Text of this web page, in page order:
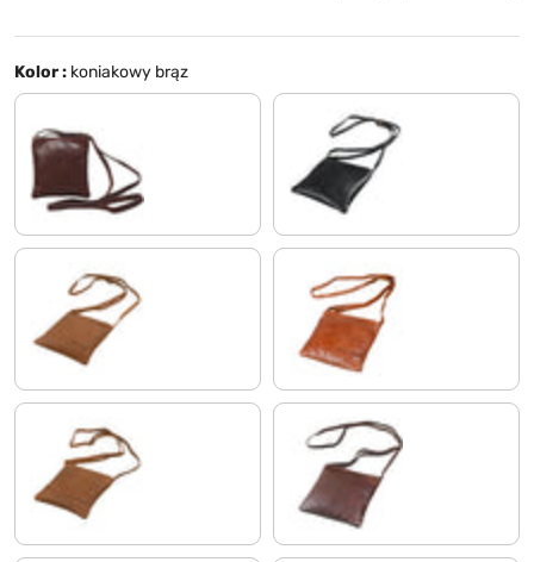
Kolor : koniakowy brąz
czekoladowy brąz czarny
jasny koniak brązowy lśniący koniakowy brąz
siodło - brązowy hebanowo - brązowy